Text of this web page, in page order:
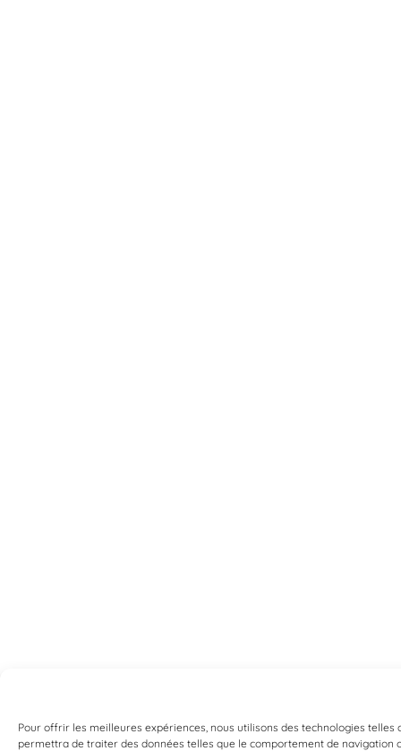
Pour offrir les meilleures expériences, nous utilisons des technologies
permettra de traiter des données telles que le comportement de